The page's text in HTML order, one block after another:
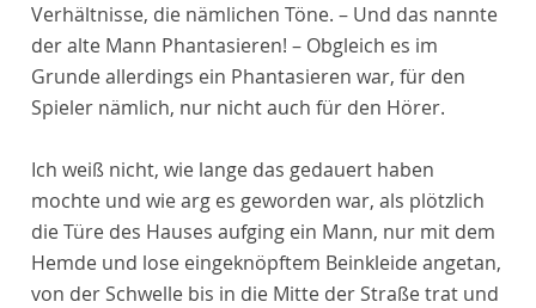
Verhältnisse, die nämlichen Töne. – Und das nannte
der alte Mann Phantasieren! – Obgleich es im
Grunde allerdings ein Phantasieren war, für den
Spieler nämlich, nur nicht auch für den Hörer.
Ich weiß nicht, wie lange das gedauert haben
mochte und wie arg es geworden war, als plötzlich
die Türe des Hauses aufging ein Mann, nur mit dem
Hemde und lose eingeknöpftem Beinkleide angetan,
von der Schwelle bis in die Mitte der Straße trat und